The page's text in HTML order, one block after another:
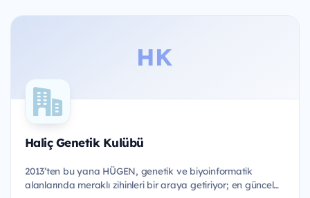
HK
Haliç Genetik Kulübü
2013’ten bu yana HÜGEN, genetik ve biyoinformatik
alanlarında meraklı zihinleri bir araya getiriyor; en güncel